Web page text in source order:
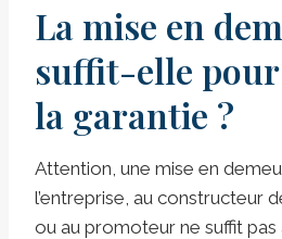
La mise en
suffit-elle
la garantie ?
Attention, une mise en
l’entreprise, au constructeur
ou au promoteur ne suffit